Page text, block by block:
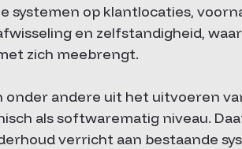
systemen op klantlocaties,
en zelfstandigheid,
zich meebrengt.
onder andere uit het uitvoeren
als softwarematig niveau.
verricht aan bestaande